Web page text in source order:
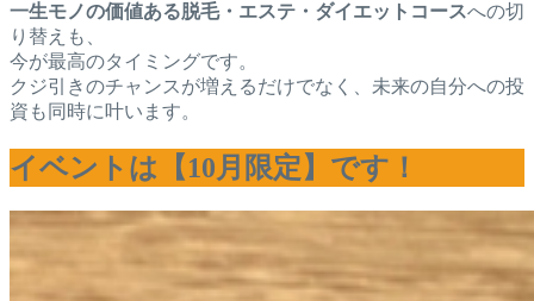
一生モノの価値ある脱毛・エステ・ダイエットコースへの切
り替えも、
今が最高のタイミングです。
クジ引きのチャンスが増えるだけでなく、未来の自分への投
資も同時に叶います。
イベントは【10月限定】です！